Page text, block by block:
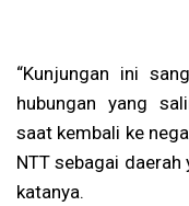
“Kunjungan ini
hubungan yang
saat kembali ke
NTT sebagai daerah
katanya.